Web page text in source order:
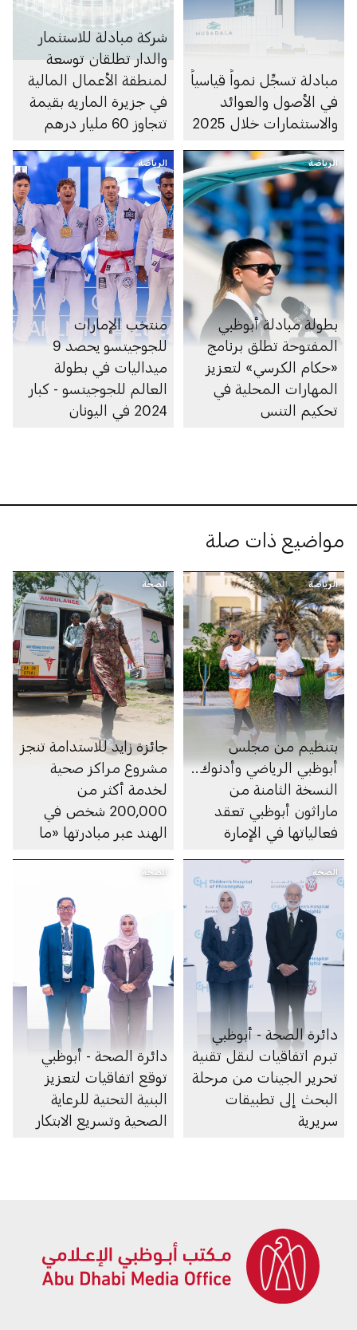
مبادلة تسجِّل نمواً قياسياً
في الأصول والعوائد
والاستثمارات خلال 2025
شركة مبادلة للاستثمار
والدار تطلقان توسعة
لمنطقة الأعمال المالية
في جزيرة الماريه بقيمة
تتجاوز 60 مليار درهم
الرياضة
بطولة مبادلة أبوظبي
المفتوحة تطلق برنامج
«حكام الكرسي» لتعزيز
المهارات المحلية في
تحكيم التنس
الرياضة
منتخب الإمارات
للجوجيتسو يحصد 9
ميداليات في بطولة
العالم للجوجيتسو - كبار
2024 في اليونان
مواضيع ذات صلة
الرياضة
بتنظيم من مجلس
أبوظبي الرياضي وأدنوك..
النسخة الثامنة من
ماراثون أبوظبي تعقد
فعالياتها في الإمارة
الصحة
جائزة زايد للاستدامة تنجز
مشروع مراكز صحية
لخدمة أكثر من
200,000 شخص في
الهند عبر مبادرتها «ما
الصحة
دائرة الصحة - أبوظبي
تبرم اتفاقيات لنقل تقنية
تحرير الجينات من مرحلة
البحث إلى تطبيقات
سريرية
الصحة
دائرة الصحة - أبوظبي
توقع اتفاقيات لتعزيز
البنية التحتية للرعاية
الصحية وتسريع الابتكار